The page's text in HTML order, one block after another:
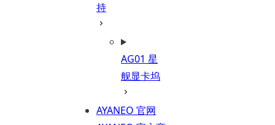
持
AG01 星
舰显卡坞
AYANEO 官网